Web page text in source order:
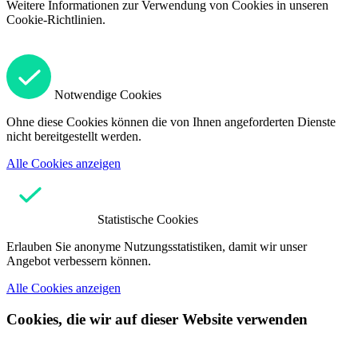
Weitere Informationen zur Verwendung von Cookies in unseren
Cookie-Richtlinien.
Notwendige Cookies
Ohne diese Cookies können die von Ihnen angeforderten Dienste
nicht bereitgestellt werden.
Alle Cookies anzeigen
Statistische Cookies
Erlauben Sie anonyme Nutzungsstatistiken, damit wir unser
Angebot verbessern können.
Alle Cookies anzeigen
Cookies, die wir auf dieser Website verwenden